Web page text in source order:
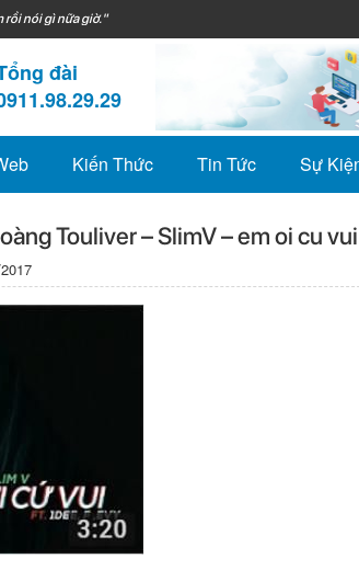
rồi nói gì nữa giờ."
đài
Kiến Thức Tin Tức Sự
Touliver – SlimV – em oi cu